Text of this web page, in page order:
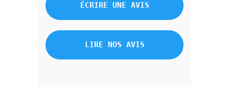
ÉCRIRE UNE AVIS
LIRE NOS AVIS